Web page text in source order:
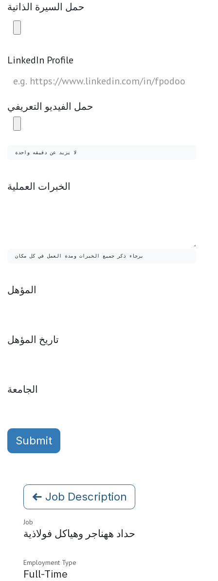
حمل السيرة الذاتية
LinkedIn Profile
حمل الفيديو التعريفي
لا يزيد عن دقيقه واحدة
الخبرات العملية
برجاء ذكر جميع الخبرات ومدة العمل في كل مكان
المؤهل
تاريخ المؤهل
الجامعة
Submit
Job Description
Job
حداد ههناجر وهياكل فولاذية
Employment Type
Full-Time